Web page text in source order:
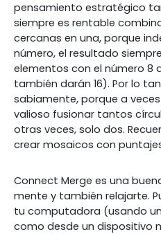
pensamiento estratégico
siempre es rentable
cercanas en una, porque
número, el resultado
elementos con el número 8
también darán 16). Por lo
sabiamente, porque a
valioso fusionar tantos
otras veces, solo dos.
crear mosaicos con
Connect Merge es una
mente y también relajarte.
tu computadora (usando
como desde un dispositivo